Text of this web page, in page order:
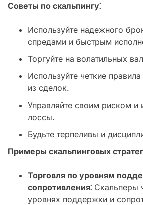
Советы по скальпингу⁚
Используйте надежного
спредами и быстрым
Торгуйте на волатильных
Используйте четкие
из сделок.
Управляйте своим риском и
лоссы.
Будьте терпеливы и
Примеры скальпинговых
Торговля по уровням
сопротивления⁚ Скальперы
уровнях поддержки и